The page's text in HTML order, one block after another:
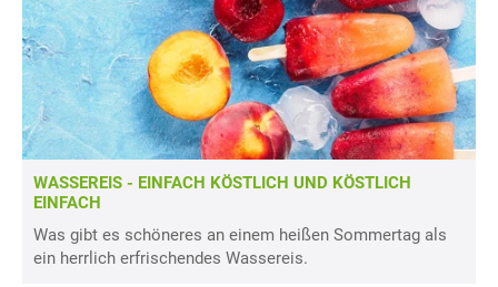
WASSEREIS - EINFACH KÖSTLICH UND KÖSTLICH
EINFACH
Was gibt es schöneres an einem heißen Sommertag als
ein herrlich erfrischendes Wassereis.